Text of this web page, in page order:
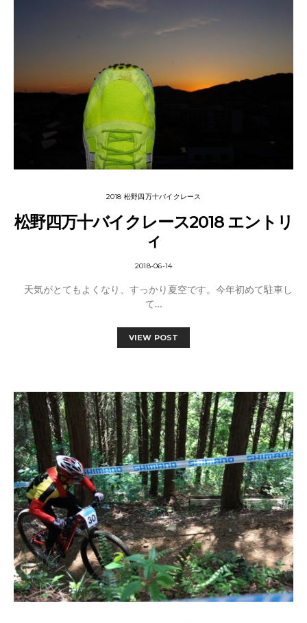
2018 松野四万十バイクレース
松野四万十バイクレース2018 エントリ
ィ
2018-06-14
天気がとてもよくなり、すっかり夏空です。今年初めて駐車し
て…
VIEW POST